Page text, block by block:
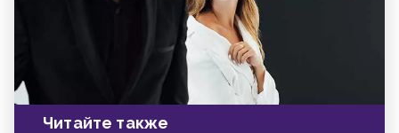
Читайте также